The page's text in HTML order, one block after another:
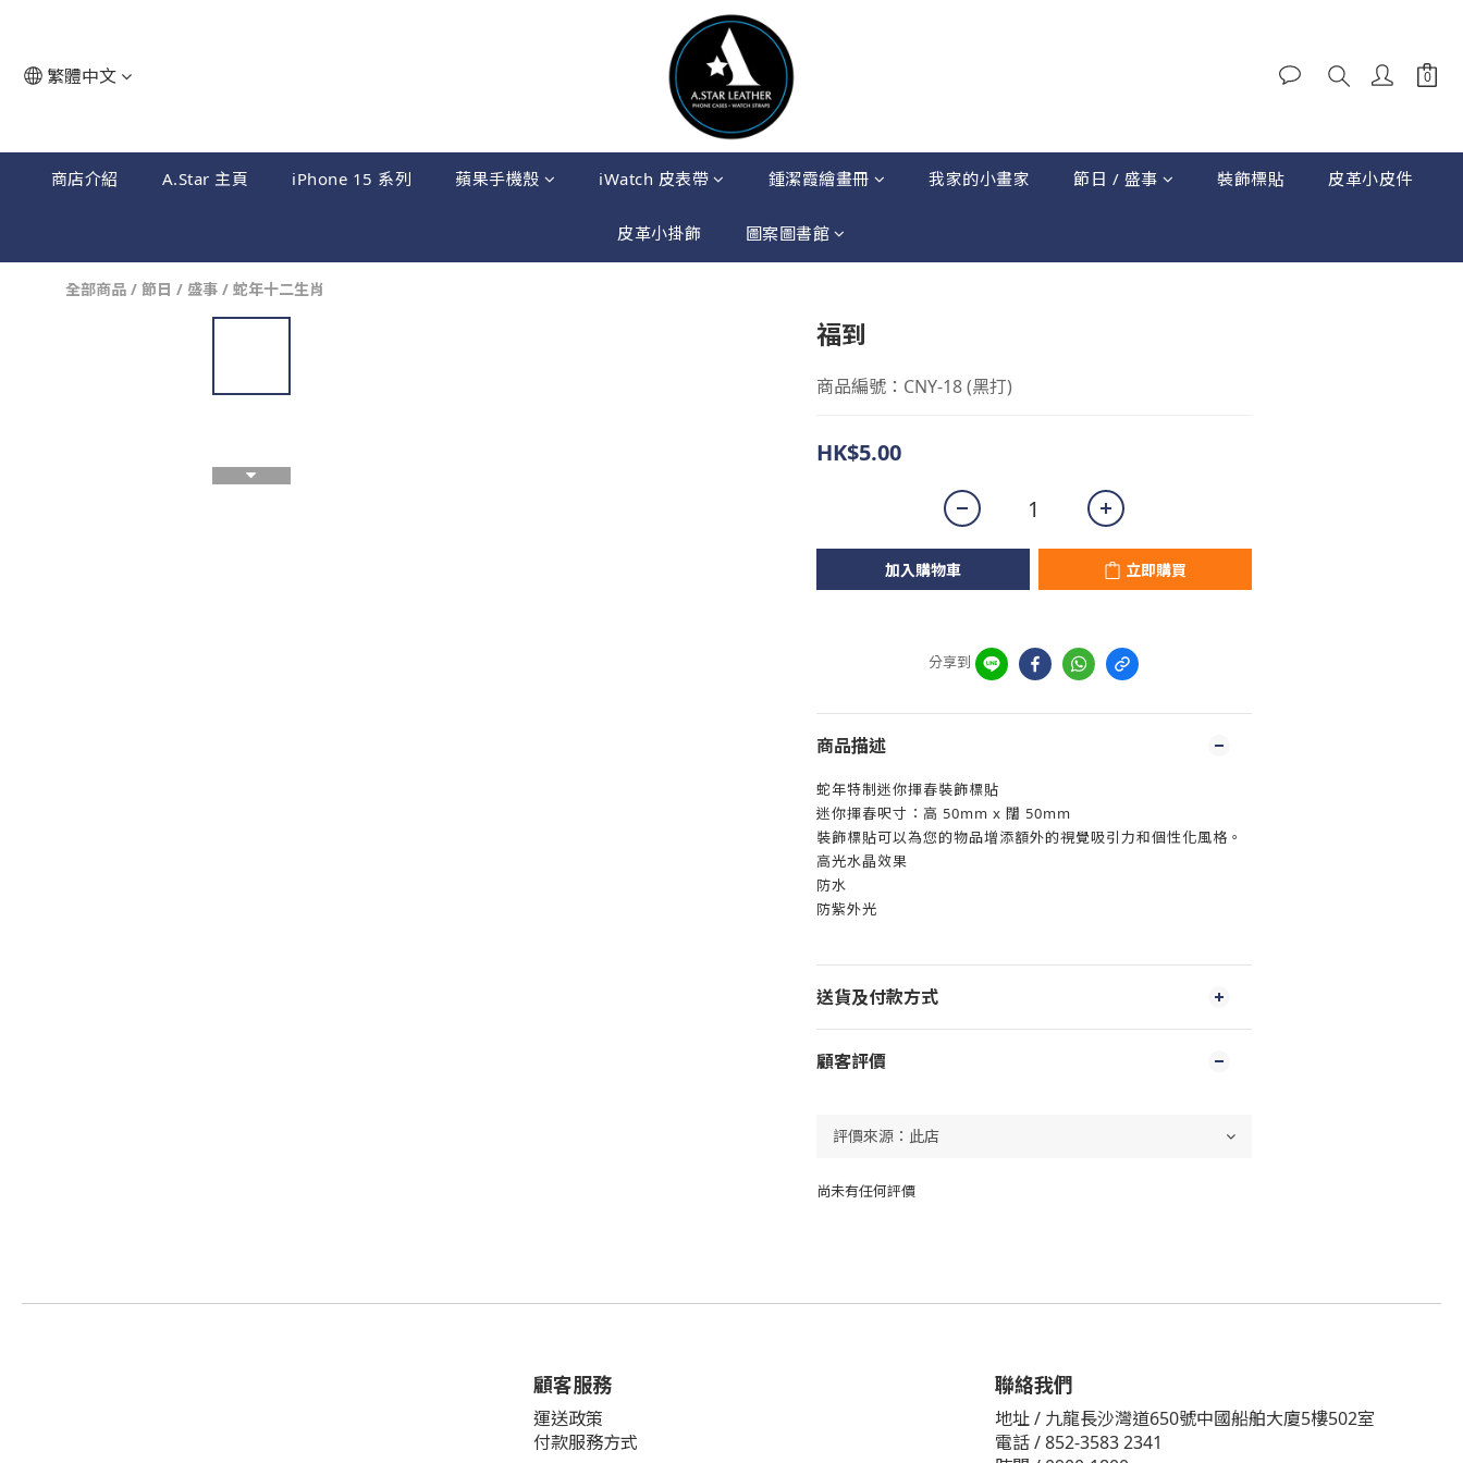
繁體中文
商店介紹 A.Star 主頁 iPhone 15 系列 蘋果手機殼 iWatch 皮表帶 鍾潔霞繪畫冊 我家的小畫家 節日 / 盛事 裝飾標貼 皮革小皮件
皮革小掛飾 圖案圖書館
全部商品 / 節日 / 盛事 / 蛇年十二生肖
福到
商品編號：CNY-18 (黑打)
HK$5.00
加入購物車 立即購買
分享到
商品描述
蛇年特制迷你揮春裝飾標貼
迷你揮春呎寸：高 50mm x 闊 50mm
裝飾標貼可以為您的物品增添額外的視覺吸引力和個性化風格。
高光水晶效果
防水
防紫外光
送貨及付款方式
顧客評價
尚未有任何評價
顧客服務
運送政策
付款服務方式
聯絡我們
地址 / 九龍長沙灣道650號中國船舶大廈5樓502室
電話 / 852-3583 2341